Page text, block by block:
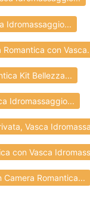
Idromassaggio...
con
Kit Bellezza...
Idromassaggio...
Vasca
con Vasca
Romantica...